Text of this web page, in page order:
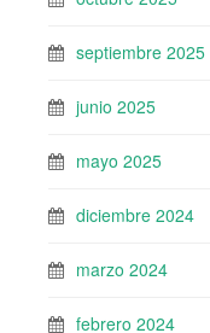
septiembre 2025
junio 2025
mayo 2025
diciembre 2024
marzo 2024
febrero 2024